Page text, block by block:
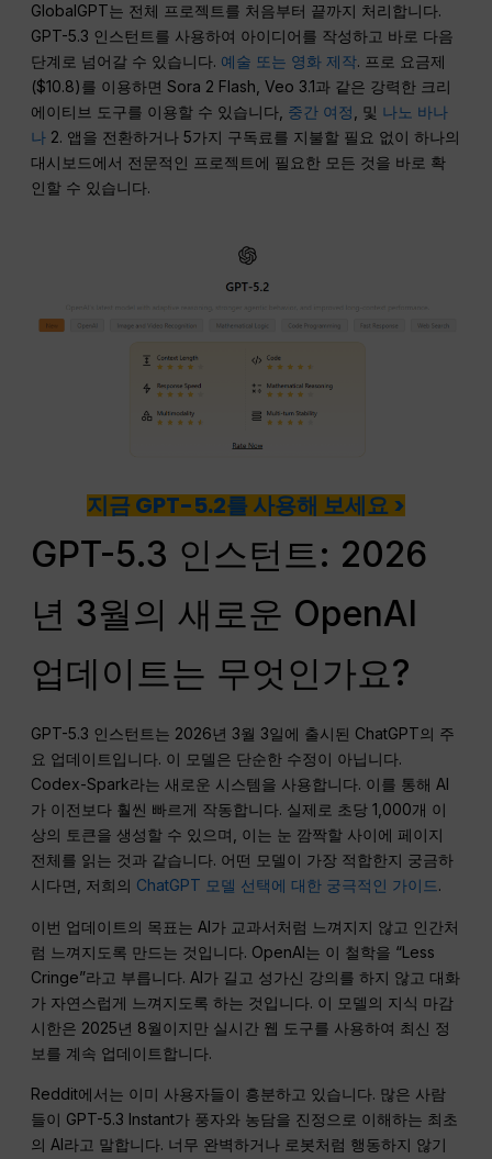
GlobalGPT는 전체 프로젝트를 처음부터 끝까지 처리합니다.
GPT-5.3 인스턴트를 사용하여 아이디어를 작성하고 바로 다음
단계로 넘어갈 수 있습니다. 예술 또는 영화 제작. 프로 요금제
($10.8)를 이용하면 Sora 2 Flash, Veo 3.1과 같은 강력한 크리
에이티브 도구를 이용할 수 있습니다, 중간 여정 , 및 나노 바나
나 2. 앱을 전환하거나 5가지 구독료를 지불할 필요 없이 하나의
대시보드에서 전문적인 프로젝트에 필요한 모든 것을 바로 확
인할 수 있습니다.
지금 GPT-5.2를 사용해 보세요 >
GPT-5.3 인스턴트: 2026
년 3월의 새로운 OpenAI
업데이트는 무엇인가요?
GPT-5.3 인스턴트는 2026년 3월 3일에 출시된 ChatGPT의 주
요 업데이트입니다. 이 모델은 단순한 수정이 아닙니다.
Codex-Spark라는 새로운 시스템을 사용합니다. 이를 통해 AI
가 이전보다 훨씬 빠르게 작동합니다. 실제로 초당 1,000개 이
상의 토큰을 생성할 수 있으며, 이는 눈 깜짝할 사이에 페이지
전체를 읽는 것과 같습니다. 어떤 모델이 가장 적합한지 궁금하
시다면, 저희의 ChatGPT 모델 선택에 대한 궁극적인 가이드.
이번 업데이트의 목표는 AI가 교과서처럼 느껴지지 않고 인간처
럼 느껴지도록 만드는 것입니다. OpenAI는 이 철학을 “Less
Cringe”라고 부릅니다. AI가 길고 성가신 강의를 하지 않고 대화
가 자연스럽게 느껴지도록 하는 것입니다. 이 모델의 지식 마감
시한은 2025년 8월이지만 실시간 웹 도구를 사용하여 최신 정
보를 계속 업데이트합니다.
Reddit에서는 이미 사용자들이 흥분하고 있습니다. 많은 사람
들이 GPT-5.3 Instant가 풍자와 농담을 진정으로 이해하는 최초
의 AI라고 말합니다. 너무 완벽하거나 로봇처럼 행동하지 않기